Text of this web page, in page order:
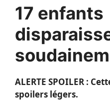
17 enfants
ALERTE SPOILER :
spoilers légers.